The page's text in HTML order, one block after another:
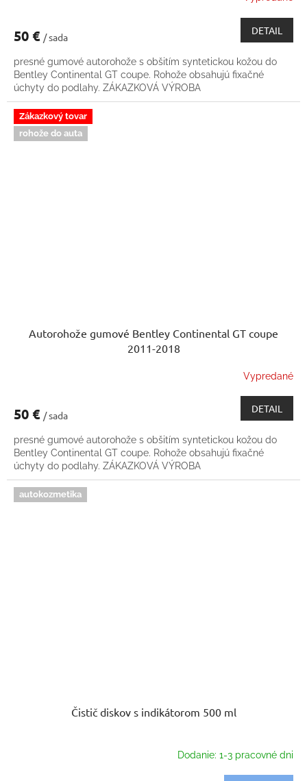
50 € / sada
DETAIL
presné gumové autorohože s obšitím syntetickou kožou do
Bentley Continental GT coupe. Rohože obsahujú fixačné
úchyty do podlahy. ZÁKAZKOVÁ VÝROBA
Zákazkový tovar
rohože do auta
Autorohože gumové Bentley Continental GT coupe
2011-2018
Vypredané
50 € / sada
DETAIL
presné gumové autorohože s obšitím syntetickou kožou do
Bentley Continental GT coupe. Rohože obsahujú fixačné
úchyty do podlahy. ZÁKAZKOVÁ VÝROBA
autokozmetika
Čistič diskov s indikátorom 500 ml
Dodanie: 1-3 pracovné dni